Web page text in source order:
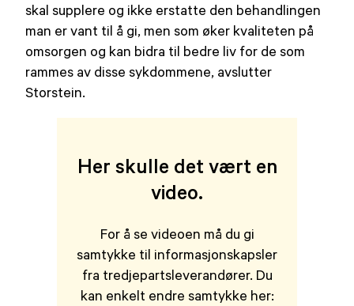
skal supplere og ikke erstatte den behandlingen
man er vant til å gi, men som øker kvaliteten på
omsorgen og kan bidra til bedre liv for de som
rammes av disse sykdommene, avslutter
Storstein.
Her skulle det vært en
video.
For å se videoen må du gi
samtykke til informasjonskapsler
fra tredjepartsleverandører. Du
kan enkelt endre samtykke her: